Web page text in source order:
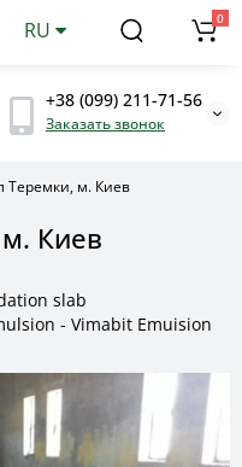
+38 (099) 211-71-56
Заказать звонок
RU 0
Теремки, м. Киев
Киев
slab
- Vimabit Emuision